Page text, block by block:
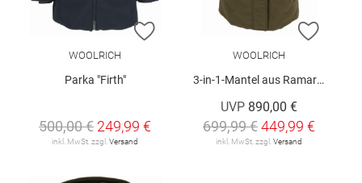
ZUR WUNSCHLISTE HINZUFÜGEN
WOOLRICH
Parka "Firth"
500,00 € 249,99 €
inkl. MwSt. zzgl. Versand
ZUR
WOOLRICH
3-in-1-Mantel aus Ramar Cloth
UVP 890,00 €
699,99 €449,99 €
inkl. MwSt. zzgl. Versand